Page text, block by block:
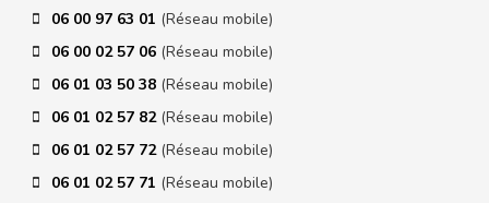
06 00 97 63 01 (Réseau mobile)
06 00 02 57 06 (Réseau mobile)
06 01 03 50 38 (Réseau mobile)
06 01 02 57 82 (Réseau mobile)
06 01 02 57 72 (Réseau mobile)
06 01 02 57 71 (Réseau mobile)